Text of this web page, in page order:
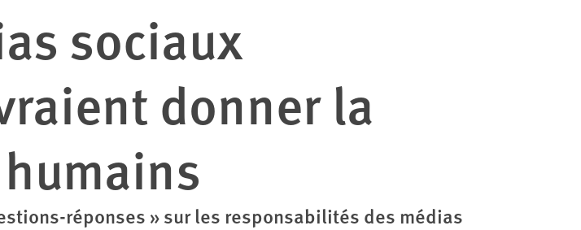
sociaux
donner la
réponses » sur les responsabilités des médias